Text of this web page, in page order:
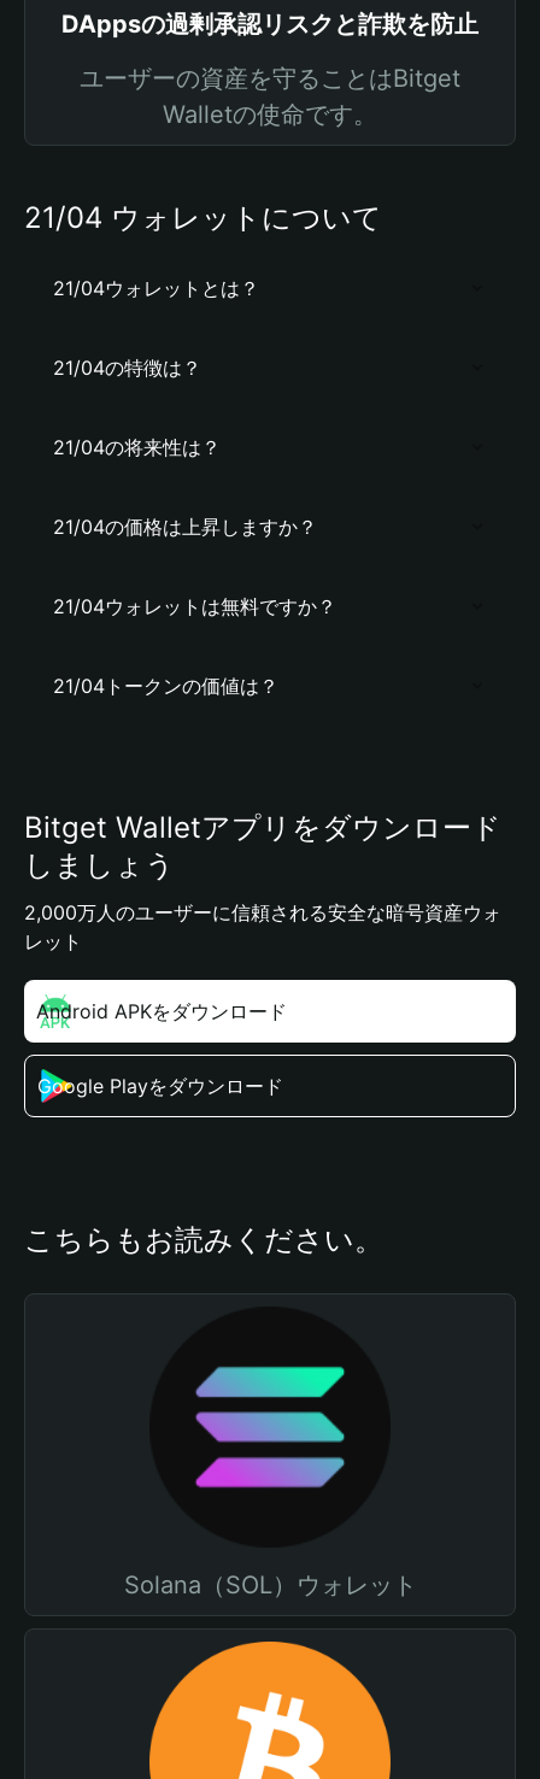
DAppsの過剰承認リスクと詐欺を防止
ユーザーの資産を守ることはBitget
Walletの使命です。
21/04 ウォレットについて
21/04ウォレットとは？
21/04の特徴は？
21/04の将来性は？
21/04の価格は上昇しますか？
21/04ウォレットは無料ですか？
21/04トークンの価値は？
Bitget Walletアプリをダウンロード
しましょう
2,000万人のユーザーに信頼される安全な暗号資産ウォ
レット
Android APKをダウンロード
Google Playをダウンロード
こちらもお読みください。
Solana（SOL）ウォレット